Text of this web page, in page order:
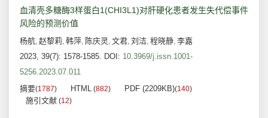
血清壳多糖酶3样蛋白1(CHI3L1)对肝硬化患者发生失代偿事件
风险的预测价值
杨航, 赵黎莉, 韩萍, 陈庆灵 , 文君, 刘洁, 程晓静, 李嘉
2023, 39(7): 1578-1585. DOI: 10.3969/j.issn.1001-
5256.2023.07.011
摘要(1787) HTML (882) PDF (2209KB)(140)
施引文献 (12)